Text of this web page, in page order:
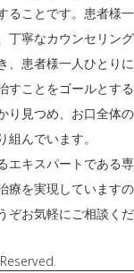
ることです。患者様一
丁寧なカウンセリング
、患者様一人ひとりに
すことをゴールとする
り見つめ、お口全体の
んでいます。
エキスパートである専
療を実現していますの
ぞお気軽にご相談くだ